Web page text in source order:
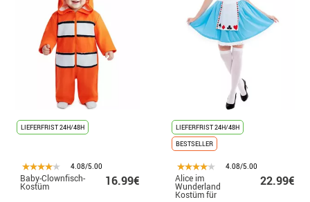
LIEFERFRIST 24H/48H
4.08/5.00
Baby-Clownfisch-
Kostüm 16.99€
LIEFERFRIST 24H/48H
BESTSELLER
4.08/5.00
Alice im
Wunderland
Kostüm für
22.99€